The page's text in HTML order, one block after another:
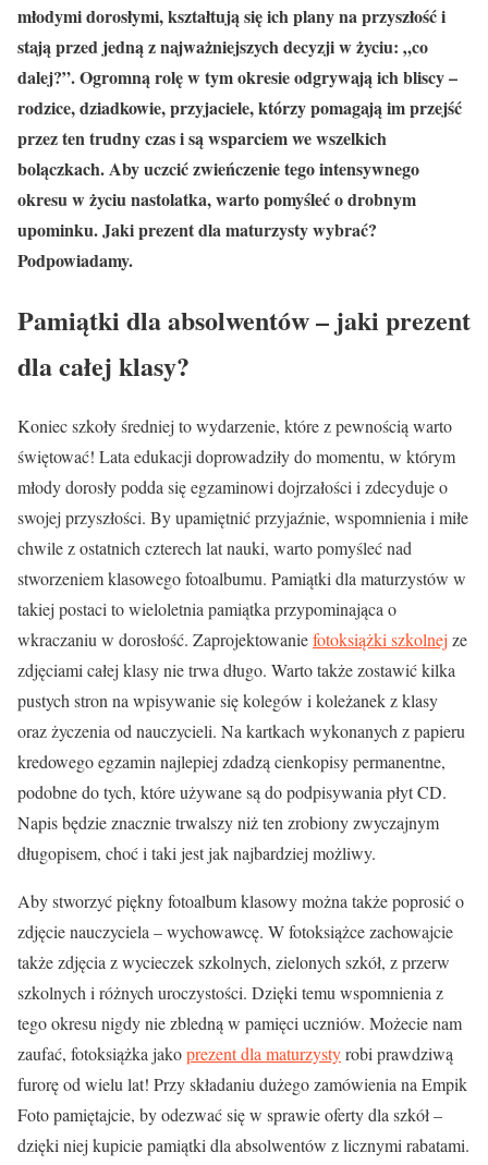
młodymi dorosłymi, kształtują się ich plany na przyszłość i
stają przed jedną z najważniejszych decyzji w życiu: „co
dalej?”. Ogromną rolę w tym okresie odgrywają ich bliscy –
rodzice, dziadkowie, przyjaciele, którzy pomagają im przejść
przez ten trudny czas i są wsparciem we wszelkich
bolączkach. Aby uczcić zwieńczenie tego intensywnego
okresu w życiu nastolatka, warto pomyśleć o drobnym
upominku. Jaki prezent dla maturzysty wybrać?
Podpowiadamy.
Pamiątki dla absolwentów – jaki prezent
dla całej klasy?
Koniec szkoły średniej to wydarzenie, które z pewnością warto
świętować! Lata edukacji doprowadziły do momentu, w którym
młody dorosły podda się egzaminowi dojrzałości i zdecyduje o
swojej przyszłości. By upamiętnić przyjaźnie, wspomnienia i miłe
chwile z ostatnich czterech lat nauki, warto pomyśleć nad
stworzeniem klasowego fotoalbumu. Pamiątki dla maturzystów w
takiej postaci to wieloletnia pamiątka przypominająca o
wkraczaniu w dorosłość. Zaprojektowaniefotoksiążki szkolnej ze
zdjęciami całej klasy nie trwa długo. Warto także zostawić kilka
pustych stron na wpisywanie się kolegów i koleżanek z klasy
oraz życzenia od nauczycieli. Na kartkach wykonanych z papieru
kredowego egzamin najlepiej zdadzą cienkopisy permanentne,
podobne do tych, które używane są do podpisywania płyt CD.
Napis będzie znacznie trwalszy niż ten zrobiony zwyczajnym
długopisem, choć i taki jest jak najbardziej możliwy.
Aby stworzyć piękny fotoalbum klasowy można także poprosić o
zdjęcie nauczyciela – wychowawcę. W fotoksiążce zachowajcie
także zdjęcia z wycieczek szkolnych, zielonych szkół, z przerw
szkolnych i różnych uroczystości. Dzięki temu wspomnienia z
tego okresu nigdy nie zbledną w pamięci uczniów. Możecie nam
zaufać, fotoksiążka jakoprezent dla maturzystyrobi prawdziwą
furorę od wielu lat! Przy składaniu dużego zamówienia na Empik
Foto pamiętajcie, by odezwać się w sprawie oferty dla szkół –
dzięki niej kupicie pamiątki dla absolwentów z licznymi rabatami.